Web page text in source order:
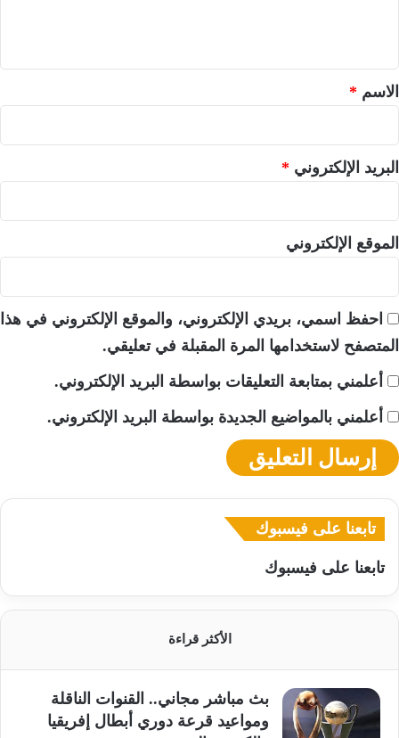
*الاسم *
البريد الإلكتروني *
الموقع الإلكتروني
احفظ اسمي، بريدي الإلكتروني، والموقع الإلكتروني في هذا
المتصفح لاستخدامها المرة المقبلة في تعليقي.
أعلمني بمتابعة التعليقات بواسطة البريد الإلكتروني.
أعلمني بالمواضيع الجديدة بواسطة البريد الإلكتروني.
تابعنا على فيسبوك
تابعنا على فيسبوك
الأكثر قراءة
بث مباشر مجاني.. القنوات الناقلة
ومواعيد قرعة دوري أبطال إفريقيا